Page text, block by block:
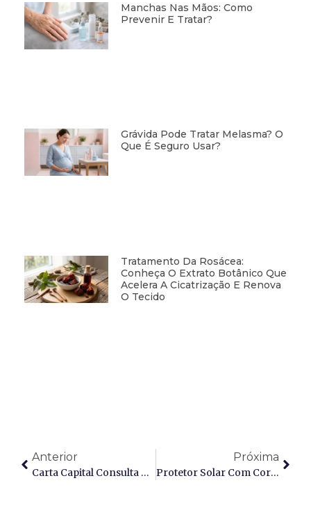
Manchas Nas Mãos: Como
Prevenir E Tratar?
Grávida Pode Tratar Melasma? O
Que É Seguro Usar?
Tratamento Da Rosácea:
Conheça O Extrato Botânico Que
Acelera A Cicatrização E Renova
O Tecido
Anterior
Carta Capital Consulta Dr. Maurizio Pupo Para Apontar Os Melhores Suplementos Para A Imunidade Nos Dias Frios
Próxima
Protetor Solar Com Cor Protege Mais Contra O Melasma?